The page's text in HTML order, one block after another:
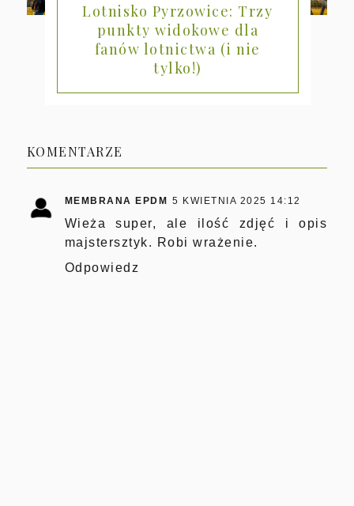
Lotnisko Pyrzowice: Trzy
punkty widokowe dla
fanów lotnictwa (i nie
tylko!)
KOMENTARZE
MEMBRANA EPDM 5 KWIETNIA 2025 14:12
Wieża super, ale ilość zdjęć i opis
majstersztyk. Robi wrażenie.
Odpowiedz